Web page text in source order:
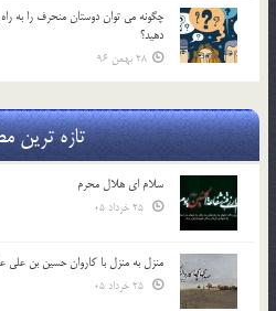
چگونه مي توان دوستان منحرف را به
دهيد؟
28 بهمن 96
تازه ترین
سلام ای هلال محرم
منزل به منزل با کاروان حسین بن علی